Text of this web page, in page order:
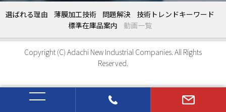
選ばれる理由 薄膜加工技術 問題解決
技術トレンドキーワード
標準在庫品案内
動画一覧
Copyright (C) Adachi New Industrial Companies. All Rights
Reserved.